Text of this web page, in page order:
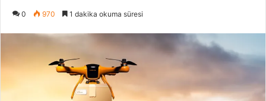
0 970 1 dakika okuma süresi